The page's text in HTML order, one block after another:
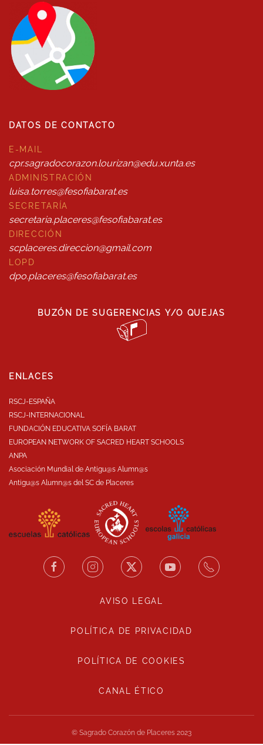
DATOS DE CONTACTO
E-MAIL
cpr.sagradocorazon.lourizan@edu.xunta.es
ADMINISTRACIÓN
luisa.torres@fesofiabarat.es
SECRETARÍA
secretaria.placeres@fesofiabarat.es
DIRECCIÓN
scplaceres.direccion@gmail.com
LOPD
dpo.placeres@fesofiabarat.es
BUZÓN DE SUGERENCIAS Y/O QUEJAS
ENLACES
RSCJ-ESPAÑA
RSCJ-INTERNACIONAL
FUNDACIÓN EDUCATIVA SOFÍA BARAT
EUROPEAN NETWORK OF SACRED HEART SCHOOLS
ANPA
Asociación Mundial de Antigu@s Alumn@s
Antigu@s Alumn@s del SC de Placeres
AVISO LEGAL
POLÍTICA DE PRIVACIDAD
POLÍTICA DE COOKIES
CANAL ÉTICO
© Sagrado Corazón de Placeres 2023